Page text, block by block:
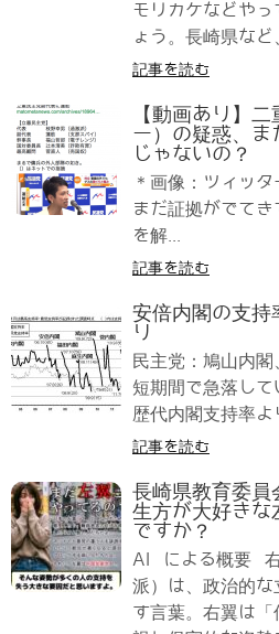
モリカケなどや
ょう。長崎県など
記事を読む
【動画あり】
ー）の疑惑、ま
じゃないの？
＊画像：ツィッ
まだ証拠がでて
を解...
記事を読む
安倍内閣の支持
り
民主党：鳩山内
短期間で急落して
歴代内閣支持率よ
記事を読む
長崎県教育委員
生方が大好きな
ですか？
AI による概要 右
派）は、政治的
す言葉。右翼は